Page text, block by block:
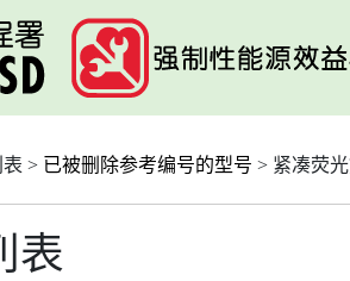
> 已被删除参考编号的型号 > 紧凑荧
表